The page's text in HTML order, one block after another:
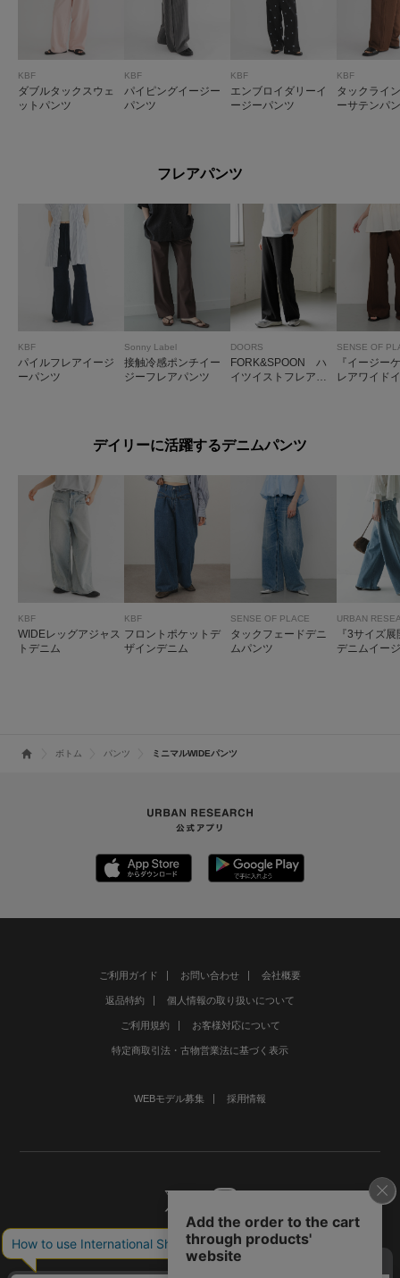
KBF
ダブルタックスウェ
ットパンツ
KBF
パイピングイージー
パンツ
KBF
エンブロイダリーイ
ージーパンツ
KBF
タックライ
ーサテンパ
フレアパンツ
KBF
パイルフレアイージ
ーパンツ
Sonny Label
接触冷感ポンチイー
ジーフレアパンツ
DOORS
FORK&SPOON ハ
イツイストフレアパ
SENSE OF
『イージー
レアワイド
デイリーに活躍するデニムパンツ
KBF
WIDEレッグアジャス
トデニム
KBF
フロントポケットデ
ザインデニム
SENSE OF PLACE
タックフェードデニ
ムパンツ
URBAN
『3サイズ
デニムイー
ボトム パンツ ミニマルWIDEパンツ
ご利用ガイド お問い合わせ 会社概要
返品特約 個人情報の取り扱いについて
ご利用規約 お客様対応について
特定商取引法・古物営業法に基づく表示
WEBモデル募集 採用情報